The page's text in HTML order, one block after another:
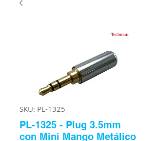
SKU: PL-1325
PL-1325 - Plug 3.5mm
con Mini Mango Metálico